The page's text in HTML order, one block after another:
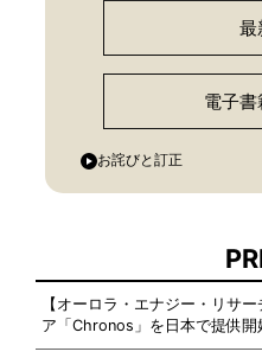
最
電子
お詫びと訂正
【オーロラ・エナジー・リサ
ア「Chronos」を日本で提供開